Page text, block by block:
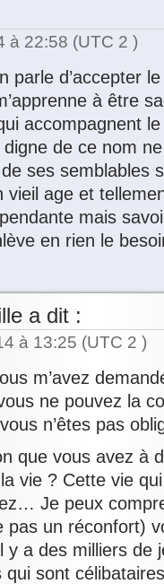
à 22:58 (UTC 2 )
parle d’accepter
à être
accompagnent
de ce nom
ses semblables
vieil age et
mais
en rien le
a dit :
à 13:25 (UTC 2 )
m’avez
ne pouvez la
n’êtes pas
que vous avez à
vie ? Cette vie
Je peux
pas un réconfort)
y a des milliers de
qui sont